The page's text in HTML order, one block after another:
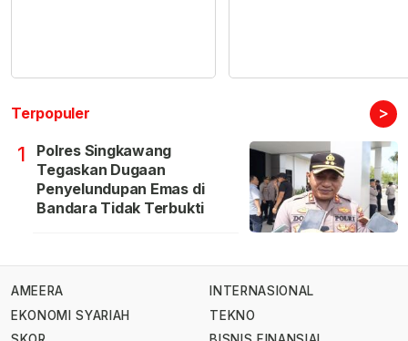
Terpopuler >
1
Polres Singkawang
Tegaskan Dugaan
Penyelundupan Emas di
Bandara Tidak Terbukti
AMEERA
EKONOMI SYARIAH
INTERNASIONAL
TEKNO